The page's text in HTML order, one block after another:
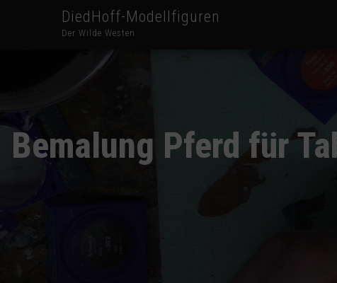
DiedHoff-Modellfiguren
Der Wilde Westen
Bemalung Pferd für